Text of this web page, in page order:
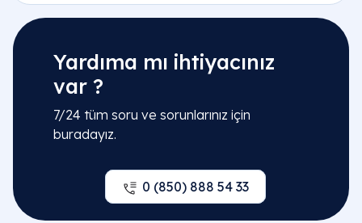
Yardıma mı ihtiyacınız
var ?
7/24 tüm soru ve sorunlarınız için
buradayız.
0 (850) 888 54 33